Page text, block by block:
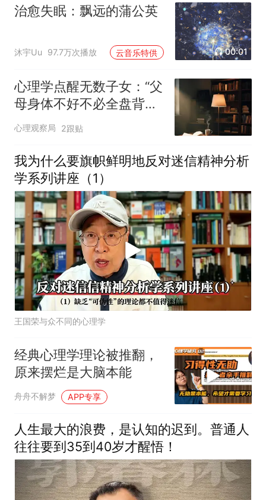
治愈失眠：飘远的蒲公英
沐宇Uu 97.7万次播放 云音乐特供 00:01
心理学点醒无数子女：“父
母身体不好不必全盘背
负，父母过得艰难不必独
自煎熬，父母有自己的人
生选择，不必强行介入对
抗”
心理观察局 2跟贴
我为什么要旗帜鲜明地反对迷信精神分析
学系列讲座（1）
王国荣与众不同的心理学
经典心理学理论被推翻，
原来摆烂是大脑本能
舟舟不解梦 APP专享
人生最大的浪费，是认知的迟到。普通人
往往要到35到40岁才醒悟！